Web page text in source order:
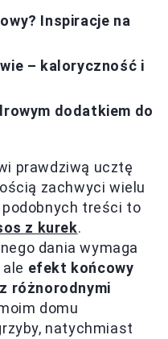
Inspiracje na
– kaloryczność i
dodatkiem do
prawdziwą ucztę
zachwyci wielu
treści to
z kurek.
dania wymaga
efekt końcowy
różnorodnymi
domu
natychmiast